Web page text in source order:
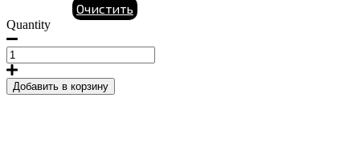
Очистить
Quantity
Лицензионный
ключ
активации
для
Добавить в корзину